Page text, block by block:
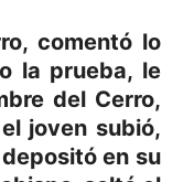
comentó lo
la prueba, le
del Cerro,
joven subió,
en su